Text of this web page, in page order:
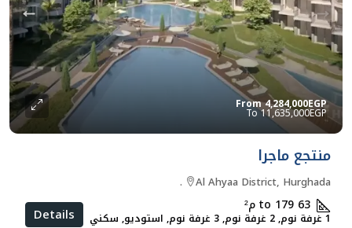
From4,284,000EGP
11,635,000EGP
منتجع ماجرا
Al Ahyaa District, Hurghada.
63 to 179 م²
1 غرفة نوم, 2 غرفة نوم, 3 غرفة نوم, استوديو, سكني Details